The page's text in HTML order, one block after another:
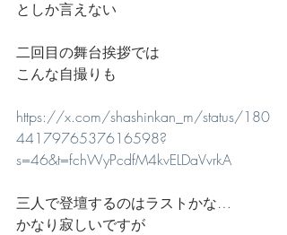
としか言えない
二回目の舞台挨拶では
こんな自撮りも
https://x.com/shashinkan_m/status/180
4417976537616598?
s=46&t=fchWyPcdfM4kvELDaVvrkA
三人で登壇するのはラストかな…
かなり寂しいですが